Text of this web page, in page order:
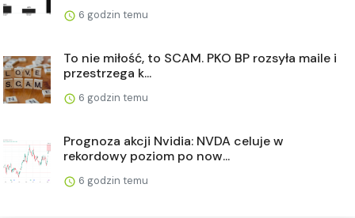
6 godzin temu
To nie miłość, to SCAM. PKO BP rozsyła maile i
przestrzega k...
6 godzin temu
Prognoza akcji Nvidia: NVDA celuje w
rekordowy poziom po now...
6 godzin temu